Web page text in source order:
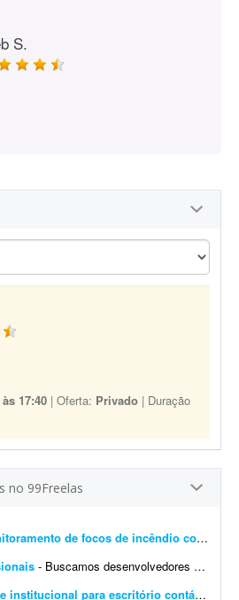
S.
17:40 | Oferta: Privado | Duração
no 99Freelas
Plataforma web de monitoramento de focos de incêndio com mapa interativo
- Buscamos desenvolvedores e web designers para parceria recorrente na criação de websites profissionais. Os projetos serão principalmente para pequenas e médias empresas...
Desenvolvimento de site institucional para escritório contábil